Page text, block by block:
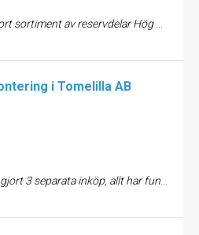
sortiment av reservdelar Hög service
i Tomelilla AB
inköp, allt har fungerat bra. Mycket bra och hjälpsam personal. Jag helnöjd.